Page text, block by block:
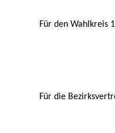
Für den Wahlkreis
Für die
Dana